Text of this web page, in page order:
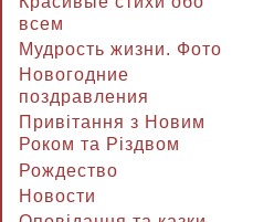
всем
Мудрость жизни. Фото
Новогодние
поздравления
Привітання з Новим
Роком та Різдвом
Рождество
Новости